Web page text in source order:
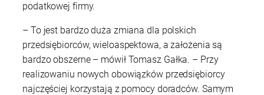
podatkowej firmy.
– To jest bardzo duża zmiana dla polskich
przedsiębiorców, wieloaspektowa, a założenia są
bardzo obszerne – mówił Tomasz Gałka. – Przy
realizowaniu nowych obowiązków przedsiębiorcy
najczęściej korzystają z pomocy doradców. Samym